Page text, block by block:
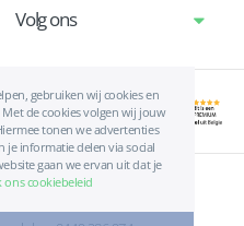
gebruiken wij cookies en
de cookies volgen wij jouw
tonen we advertenties
je informatie delen via social
gaan we ervan uit dat je
ons cookiebeleid
Volg ons